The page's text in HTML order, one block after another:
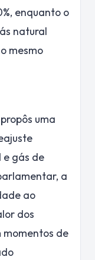
enquanto o
natural
mesmo
uma
e gás de
a
ao
dos
momentos de